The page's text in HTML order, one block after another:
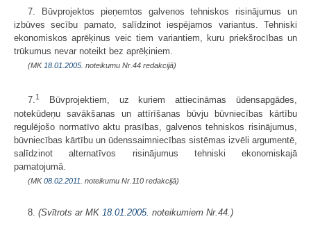
7. Būvprojektos pieņemtos galvenos tehniskos risinājumus un
izbūves secību pamato, salīdzinot iespējamos variantus. Tehniski
ekonomiskos aprēķinus veic tiem variantiem, kuru priekšrocības un
trūkumus nevar noteikt bez aprēķiniem.
(MK 18.01.2005. noteikumu Nr.44 redakcijā)
7.1
Būvprojektiem, uz kuriem attiecināmas ūdensapgādes,
notekūdeņu savākšanas un attīrīšanas būvju būvniecības kārtību
regulējošo normatīvo aktu prasības, galvenos tehniskos risinājumus,
būvniecības kārtību un ūdenssaimniecības sistēmas izvēli argumentē,
salīdzinot alternatīvos risinājumus tehniski ekonomiskajā
pamatojumā.
(MK08.02.2011. noteikumu Nr.110 redakcijā)
8. (Svītrots ar MK 18.01.2005. noteikumiem Nr.44.)